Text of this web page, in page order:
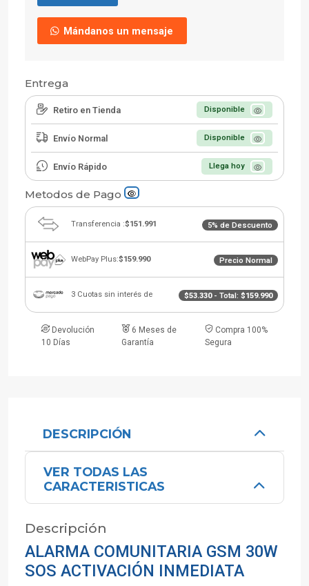
Mándanos un mensaje
Entrega
Retiro en Tienda Disponible
Envío Normal Disponible
Envío Rápido Llega hoy
Metodos de Pago
Transferencia :$151.991 5% de Descuento
WebPay Plus:$159.990 Precio Normal
3 Cuotas sin interés de $53.330- Total: $159.990
Devolución
10 Días
6 Meses de
Garantía
Compra 100%
Segura
DESCRIPCIÓN
VER TODAS LAS
CARACTERISTICAS
Descripción
ALARMA COMUNITARIA GSM 30W
SOS ACTIVACIÓN INMEDIATA